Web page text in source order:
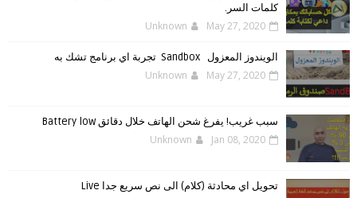
كلمات السر.
Unknown May 27, 2020
الويندوز ‏المعزول ‏Sandbox ‎ ‎ ‏ ‏تجربة ‏اي ‏برنامج ‏تشك ‏به
Unknown May 27, 2020
سبب غريب! يفرغ شحن الهاتف خلال دقائق Battery low
Unknown Jan 08, 2020
تحويل اي محادثة (كلام) الى نص سريع جدا Live